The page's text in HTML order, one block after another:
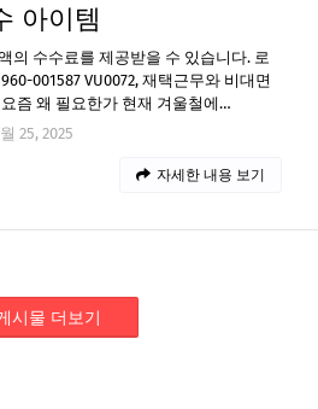
아이템
의 수수료를 제공받을 수 있습니다. 로
001587 VU0072, 재택근무와 비대면
즘 왜 필요한가 현재 겨울철에…
25, 2025
자세한 내용 보기
시물 더보기